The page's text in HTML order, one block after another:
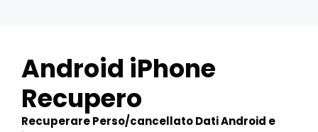
contentAndroid iPhone
Recupero
Recuperare Perso/cancellato Dati Android e